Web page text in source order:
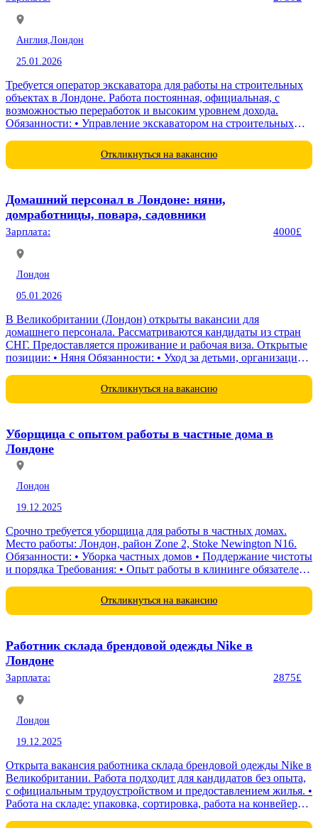
Англия, Лондон
25.01.2026
Требуется оператор экскаватора для работы на строительных
объектах в Лондоне. Работа постоянная, официальная, с
возможностью переработок и высоким уровнем дохода.
Обязанности: • Управление экскаватором на строительных
строительных...
Откликнуться на вакансию
Домашний персонал в Лондоне: няни,
домработницы, повара, садовники
Зарплата: 4000£
Лондон
05.01.2026
В Великобритании (Лондон) открыты вакансии для
домашнего персонала. Рассматриваются кандидаты из стран
СНГ. Предоставляется проживание и рабочая виза. Открытые
позиции: • Няня Обязанности: • Уход за детьми, организация
Откликнуться на вакансию
Уборщица с опытом работы в частные дома в
Лондоне
Лондон
19.12.2025
Срочно требуется уборщица для работы в частных домах.
Место работы: Лондон, район Zone 2, Stoke Newington N16.
Обязанности: • Уборка частных домов • Поддержание чистоты
и порядка Требования: • Опыт работы в клининге обязателен
Откликнуться на вакансию
Работник склада брендовой одежды Nike в
Лондоне
Зарплата: 2875£
Лондон
19.12.2025
Открыта вакансия работника склада брендовой одежды Nike в
Великобритании. Работа подходит для кандидатов без опыта,
с официальным трудоустройством и предоставлением жилья. •
Работа на складе: упаковка, сортировка, работа на конвейере •